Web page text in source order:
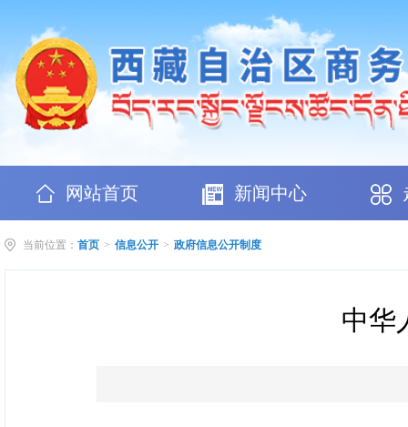
网站首页 新闻中心
当前位置： 首页 > 信息公开 > 政府信息公开制度
中华